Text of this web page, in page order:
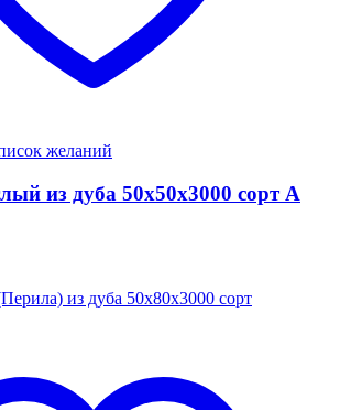
желаний
из дуба 50x50x3000 сорт А